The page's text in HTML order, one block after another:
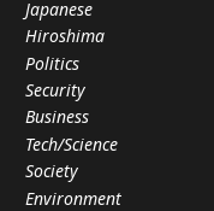
Japanese
Hiroshima
Politics
Security
Business
Tech/Science
Society
Environment